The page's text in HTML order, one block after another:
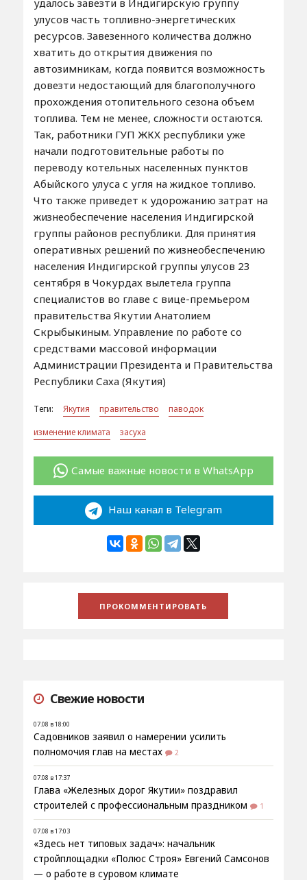
улусов часть топливно-энергетических
ресурсов. Завезенного количества должно
хватить до открытия движения по
автозимникам, когда появится возможность
довезти недостающий для благополучного
прохождения отопительного сезона объем
топлива. Тем не менее, сложности остаются.
Так, работники ГУП ЖКХ республики уже
начали подготовительные работы по
переводу котельных населенных пунктов
Абыйского улуса с угля на жидкое топливо.
Что также приведет к удорожанию затрат на
жизнеобеспечение населения Индигирской
группы районов республики. Для принятия
оперативных решений по жизнеобеспечению
населения Индигирской группы улусов 23
сентября в Чокурдах вылетела группа
специалистов во главе с вице-премьером
правительства Якутии Анатолием
Скрыбыкиным. Управление по работе со
средствами массовой информации
Администрации Президента и Правительства
Республики Саха (Якутия)
Теги: Якутия правительство
паводок
изменение климата
засуха
Самые важные новости в WhatsApp
Наш канал в Telegram
Свежие новости
07.08 в 18:00
Садовников заявил о намерении усилить
полномочия глав на местах
2
07.08 в 17:37
Глава «Железных дорог Якутии» поздравил
строителей с профессиональным праздником
1
07.08 в 17:03
«Здесь нет типовых задач»: начальник
стройплощадки «Полюс Строя» Евгений Самсонов
— о работе в суровом климате